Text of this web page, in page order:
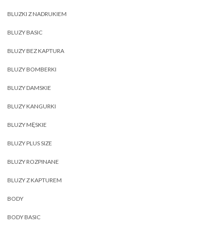
BLUZKI Z NADRUKIEM
BLUZY BASIC
BLUZY BEZ KAPTURA
BLUZY BOMBERKI
BLUZY DAMSKIE
BLUZY KANGURKI
BLUZY MĘSKIE
BLUZY PLUS SIZE
BLUZY ROZPINANE
BLUZY Z KAPTUREM
BODY
BODY BASIC